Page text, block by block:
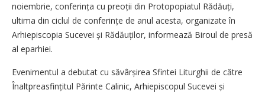
noiembrie, conferința cu preoții din Protopopiatul Rădăuți,
ultima din ciclul de conferințe de anul acesta, organizate în
Arhiepiscopia Sucevei și Rădăuților, informează Biroul de presă
al eparhiei.
Evenimentul a debutat cu săvârșirea Sfintei Liturghii de către
Înaltpreasfințitul Părinte Calinic, Arhiepiscopul Sucevei și